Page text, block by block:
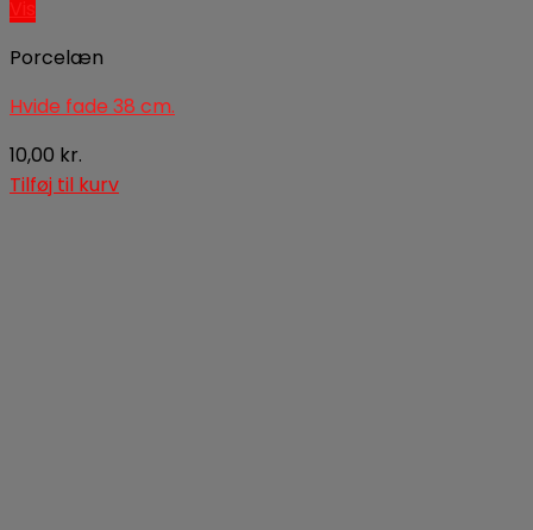
Porcelæn
Hvide fade 38 cm.
10,00 kr.
Tilføj til kurv